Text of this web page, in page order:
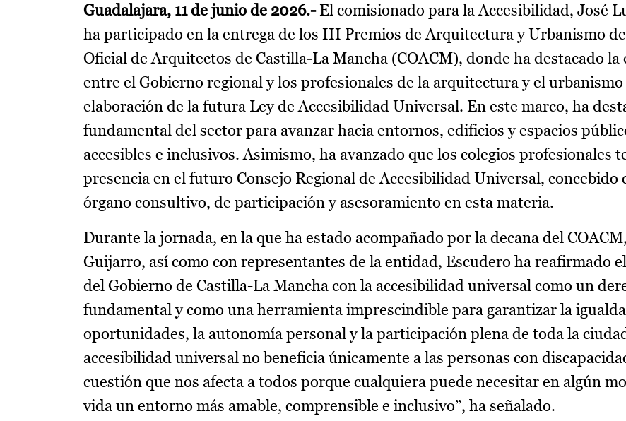
Guadalajara, 11 de junio de 2026.- El comisionado para la Accesibilidad, José
ha participado en la entrega de los III Premios de Arquitectura y Urbanismo
Oficial de Arquitectos de Castilla-La Mancha (COACM), donde ha destacado la
entre el Gobierno regional y los profesionales de la arquitectura y el urbanismo
elaboración de la futura Ley de Accesibilidad Universal. En este marco, ha
fundamental del sector para avanzar hacia entornos, edificios y espacios
accesibles e inclusivos. Asimismo, ha avanzado que los colegios profesionales
presencia en el futuro Consejo Regional de Accesibilidad Universal, concebido
órgano consultivo, de participación y asesoramiento en esta materia.
Durante la jornada, en la que ha estado acompañado por la decana del
Guijarro, así como con representantes de la entidad, Escudero ha reafirmado
del Gobierno de Castilla-La Mancha con la accesibilidad universal como un
fundamental y como una herramienta imprescindible para garantizar la
oportunidades, la autonomía personal y la participación plena de toda la
accesibilidad universal no beneficia únicamente a las personas con
cuestión que nos afecta a todos porque cualquiera puede necesitar en algún
vida un entorno más amable, comprensible e inclusivo”, ha señalado.